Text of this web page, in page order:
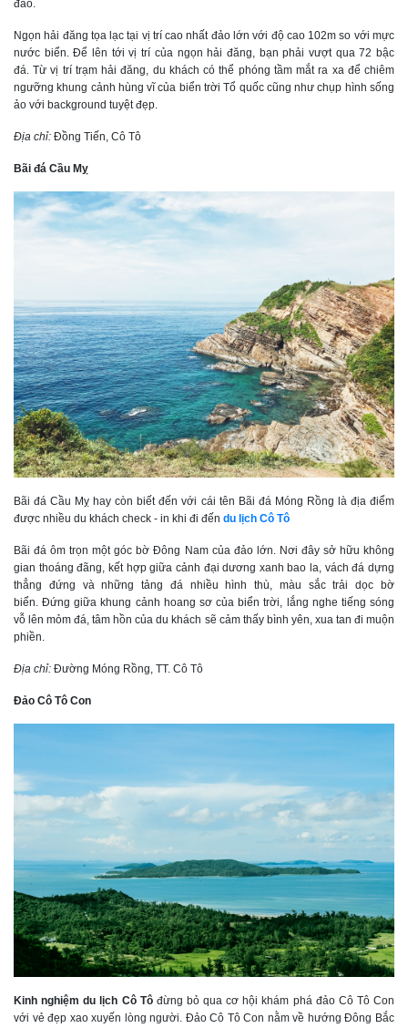
đảo.
Ngọn hải đăng tọa lạc tại vị trí cao nhất đảo lớn với độ cao 102m so với mực
nước biển. Để lên tới vị trí của ngọn hải đăng, bạn phải vượt qua 72 bậc
đá. Từ vị trí trạm hải đăng, du khách có thể phóng tầm mắt ra xa để chiêm
ngưỡng khung cảnh hùng vĩ của biển trời Tổ quốc cũng như chụp hình sống
ảo với background tuyệt đẹp.
Địa chỉ: Đồng Tiến, Cô Tô
Bãi đá Cầu Mỵ
Bãi đá Cầu Mỵ hay còn biết đến với cái tên Bãi đá Móng Rồng là địa điểm
được nhiều du khách check - in khi đi đến du lịch Cô Tô
Bãi đá ôm trọn một góc bờ Đông Nam của đảo lớn. Nơi đây sở hữu không
gian thoáng đãng, kết hợp giữa cảnh đại dương xanh bao la, vách đá dựng
thẳng đứng và những tảng đá nhiều hình thù, màu sắc trải dọc bờ
biển. Đứng giữa khung cảnh hoang sơ của biển trời, lắng nghe tiếng sóng
vỗ lên mỏm đá, tâm hồn của du khách sẽ cảm thấy bình yên, xua tan đi muộn
phiền.
Địa chỉ: Đường Móng Rồng, TT. Cô Tô
Đảo Cô Tô Con
Kinh nghiệm du lịch Cô Tôđừng bỏ qua cơ hội khám phá đảo Cô Tô Con
với vẻ đẹp xao xuyến lòng người. Đảo Cô Tô Con nằm về hướng Đông Bắc